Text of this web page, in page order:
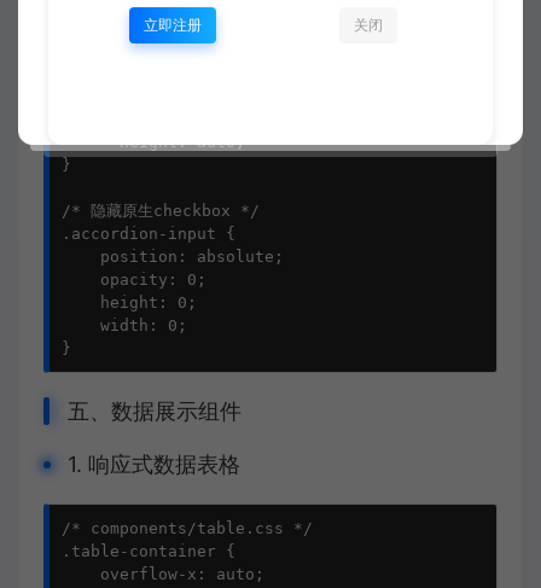
/* 激活状态 */
.accordion-input:checked + .accordion-
    transform: translateY(-50%) rotate(45deg);
    --height: auto;
}
/* 隐藏原生checkbox */
.accordion-input {
    position: absolute;
    opacity: 0;
    height: 0;
    width: 0;
}
五、数据展示组件
1. 响应式数据表格
/* components/table.css */
.table-container {
    overflow-x: auto;
立即注册 关闭